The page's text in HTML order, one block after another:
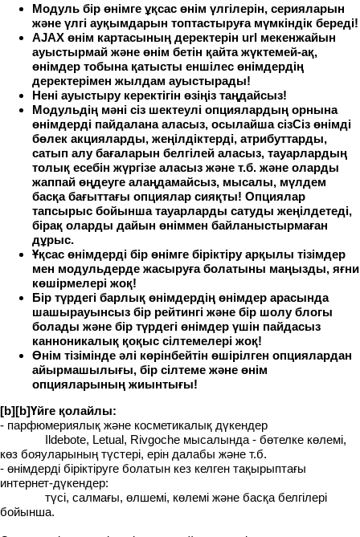
Модуль бір өнімге ұқсас өнім үлгілерін, серияларын
және үлгі ауқымдарын топтастыруға мүмкіндік береді!
AJAX өнім картасының деректерін url мекенжайын
ауыстырмай және өнім бетін қайта жүктемей-ақ,
өнімдер тобына қатысты еншілес өнімдердің
деректерімен жылдам ауыстырады!
Нені ауыстыру керектігін өзіңіз таңдайсыз!
Модульдің мәні сіз шектеулі опциялардың орнына
өнімдерді пайдалана аласыз, осылайша сізСіз өнімді
бөлек акцияларды, жеңілдіктерді, атрибуттарды,
сатып алу бағаларын белгілей аласыз, тауарлардың
толық есебін жүргізе аласыз және т.б. және оларды
жаппай өңдеуге алаңдамайсыз, мысалы, мүлдем
басқа бағыттағы опциялар сияқты! Опциялар
тапсырыс бойынша тауарларды сатуды жеңілдетеді,
бірақ оларды дайын өніммен байланыстырмаған
дұрыс.
Ұқсас өнімдерді бір өнімге біріктіру арқылы тізімдер
мен модульдерде жасыруға болатыны маңызды, яғни
көшірмелері жоқ!
Бір түрдегі барлық өнімдердің өнімдер арасында
шашырауынсыз бір рейтингі және бір шолу блогы
болады және бір түрдегі өнімдер үшін пайдасыз
канноникалық қоқыс сілтемелері жоқ!
Өнім тізімінде әлі көрінбейтін өшірілген опциялардан
айырмашылығы, бір сілтеме және өнім
опцияларының жиынтығы!
[b][b]Үйге қолайлы:
- парфюмериялық және косметикалық дүкендер
Ildebote, Letual, Rivgoche мысалында - бөтелке көлемі,
көз бояуларының түстері, ерін далабы және т.б.
- өнімдерді біріктіруге болатын кез келген тақырыптағы
интернет-дүкендер:
түсі, салмағы, өлшемі, көлемі және басқа белгілері
бойынша.